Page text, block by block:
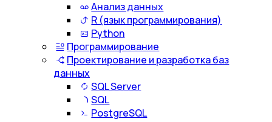
Анализ данных
R (язык программирования)
Python
Программирование
Проектирование и разработка баз
данных
SQL Server
SQL
PostgreSQL